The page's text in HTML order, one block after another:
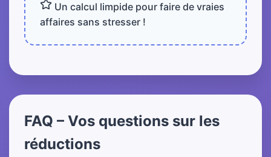
Un calcul limpide pour faire de vraies
affaires sans stresser !
FAQ – Vos questions sur les
réductions